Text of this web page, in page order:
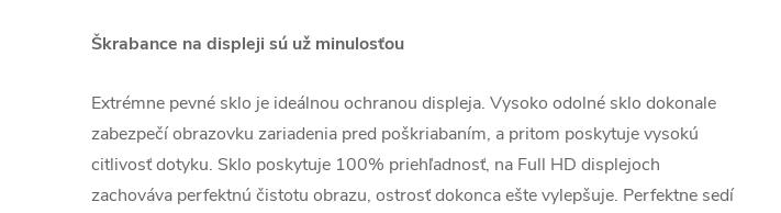
Škrabance na displeji sú už minulosťou
Extrémne pevné sklo je ideálnou ochranou displeja. Vysoko odolné sklo dokonale
zabezpečí obrazovku zariadenia pred poškriabaním, a pritom poskytuje vysokú
citlivosť dotyku. Sklo poskytuje 100% priehľadnosť, na Full HD displejoch
zachováva perfektnú čistotu obrazu, ostrosť dokonca ešte vylepšuje. Perfektne sedí